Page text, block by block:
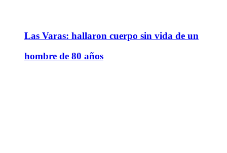
Las Varas: hallaron cuerpo sin vida de un
hombre de 80 años